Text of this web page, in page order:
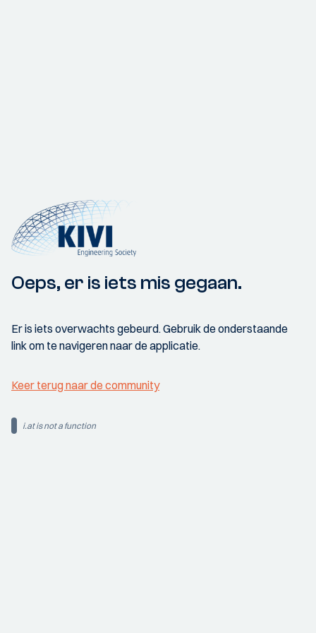
Oeps, er is iets mis gegaan.
Er is iets overwachts gebeurd. Gebruik de onderstaande
link om te navigeren naar de applicatie.
Keer terug naar de community
i.at is not a function